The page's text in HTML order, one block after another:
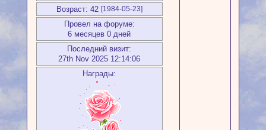
Возраст: 42 [1984-05-23]
Провел на форуме:
6 месяцев 0 дней
Последний визит:
27th Nov 2025 12:14:06
Награды: